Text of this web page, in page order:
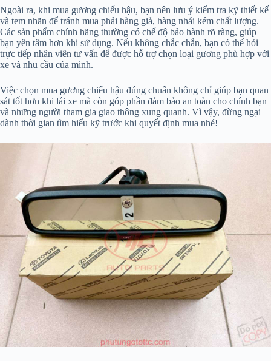
Ngoài ra, khi mua gương chiếu hậu, bạn nên lưu ý kiểm tra kỹ thiết kế
và tem nhãn để tránh mua phải hàng giả, hàng nhái kém chất lượng.
Các sản phẩm chính hãng thường có chế độ bảo hành rõ ràng, giúp
bạn yên tâm hơn khi sử dụng. Nếu không chắc chắn, bạn có thể hỏi
trực tiếp nhân viên tư vấn để được hỗ trợ chọn loại gương phù hợp với
xe và nhu cầu của mình.
Việc chọn mua gương chiếu hậu đúng chuẩn không chỉ giúp bạn quan
sát tốt hơn khi lái xe mà còn góp phần đảm bảo an toàn cho chính bạn
và những người tham gia giao thông xung quanh. Vì vậy, đừng ngại
dành thời gian tìm hiểu kỹ trước khi quyết định mua nhé!